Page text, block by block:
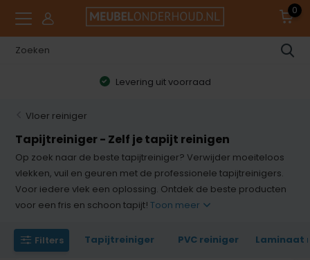
0
Levering uit voorraad
Vloer reiniger
Tapijtreiniger - Zelf je tapijt reinigen
Op zoek naar de beste tapijtreiniger? Verwijder moeiteloos
vlekken, vuil en geuren met de professionele tapijtreinigers.
Voor iedere vlek een oplossing. Ontdek de beste producten
voor een fris en schoon tapijt!Toon meer
Filters Tapijtreiniger PVC reiniger Laminaat